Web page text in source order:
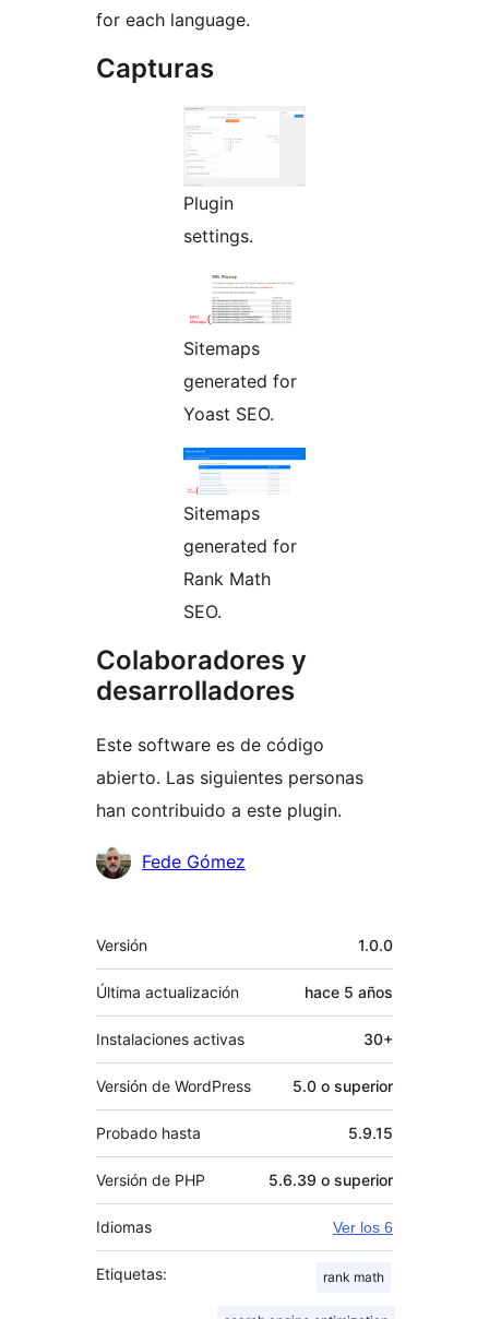
for each language.
Capturas
Plugin
settings.
Sitemaps
generated for
Yoast SEO.
Sitemaps
generated for
Rank Math
SEO.
Colaboradores y
desarrolladores
Este software es de código
abierto. Las siguientes personas
han contribuido a este plugin.
Colaboradores
Fede Gómez
Meta
Versión 1.0.0
Última actualización hace 5 años
Instalaciones activas 30+
Versión de WordPress 5.0 o superior
Probado hasta 5.9.15
Versión de PHP 5.6.39 o superior
Idiomas Ver los 6
Etiquetas: rank math